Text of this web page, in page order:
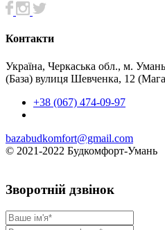
Контакти
Україна, Черкаська обл., м.
(База) вулиця Шевченка, 12
+38 (067) 474-09-97
bazabudkomfort@gmail.com
© 2021-2022 Будкомфорт-Умань
Зворотній дзвінок